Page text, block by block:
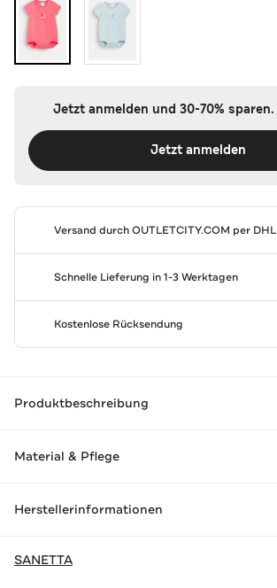
Jetzt anmelden und 30-70% sparen.
Jetzt anmelden
Versand durchOUTLETCITY.COM per DHL
Schnelle Lieferung in 1-3 Werktagen
Kostenlose Rücksendung
Produktbeschreibung
Material & Pflege
Herstellerinformationen
SANETTA